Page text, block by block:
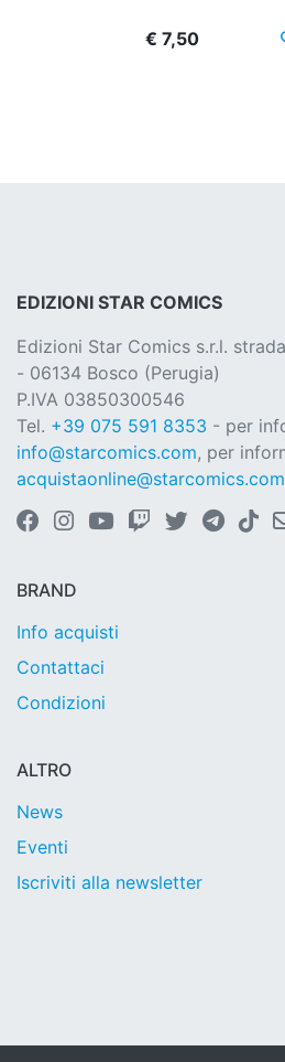
€ 7,50
EDIZIONI STAR COMICS
Edizioni Star Comics s.r.l.
- 06134 Bosco (Perugia)
P.IVA 03850300546
Tel. +39 075 591 8353 - per
info@starcomics.com, per
acquistaonline@starcomics.com
BRAND
Info acquisti
Contattaci
Condizioni
ALTRO
News
Eventi
Iscriviti alla newsletter